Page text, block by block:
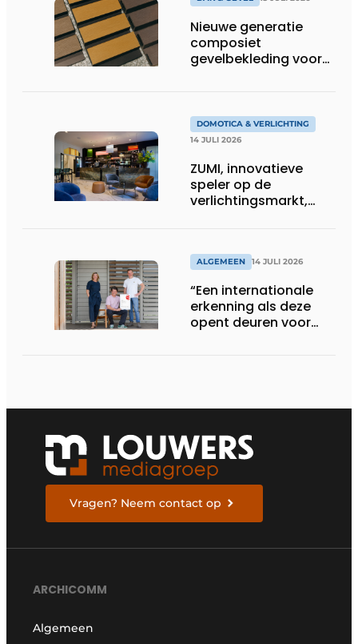
Nieuwe generatie
composiet
gevelbekleding voor
DOMOTICA & VERLICHTING
14 JULI 2026
ZUMI, innovatieve
speler op de
verlichtingsmarkt,
ALGEMEEN 14 JULI 2026
“Een internationale
erkenning als deze
opent deuren voor
Vragen? Neem contact op
ARCHICOMM
Algemeen